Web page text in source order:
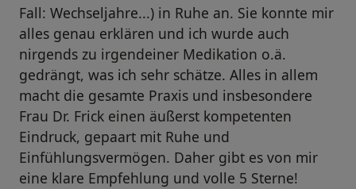
Fall: Wechseljahre...) in Ruhe an. Sie konnte mir
alles genau erklären und ich wurde auch
nirgends zu irgendeiner Medikation o.ä.
gedrängt, was ich sehr schätze. Alles in allem
macht die gesamte Praxis und insbesondere
Frau Dr. Frick einen äußerst kompetenten
Eindruck, gepaart mit Ruhe und
Einfühlungsvermögen. Daher gibt es von mir
eine klare Empfehlung und volle 5 Sterne!